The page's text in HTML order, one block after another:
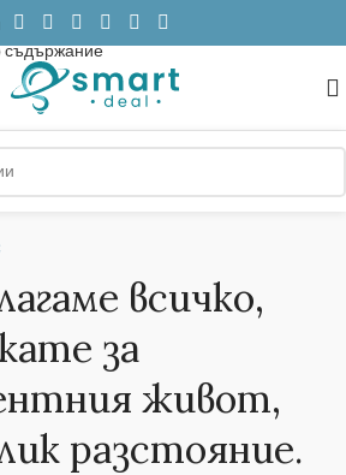
съдържание
всичко,
за
живот,
разстояние.